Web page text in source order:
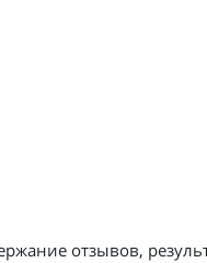
отзывов,